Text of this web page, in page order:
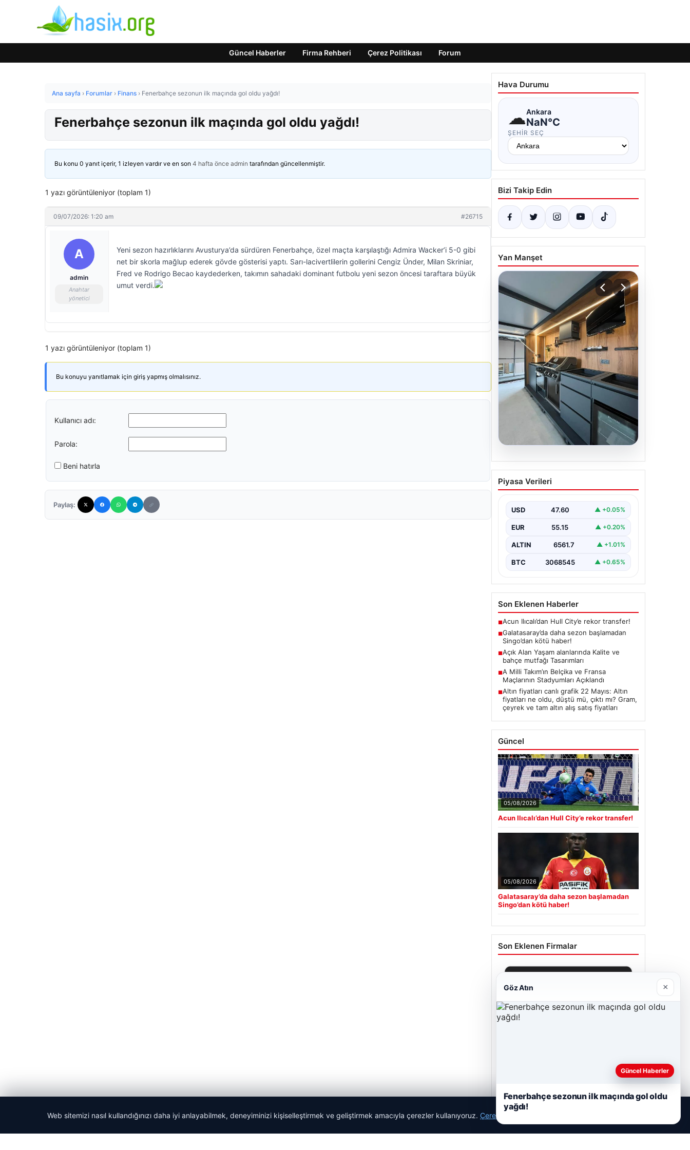
Güncel Haberler Firma Rehberi Çerez Politikası Forum
Ana sayfa › Forumlar › Finans › Fenerbahçe sezonun ilk maçında gol oldu yağdı!
Fenerbahçe sezonun ilk maçında gol oldu yağdı!
Bu konu 0 yanıt içerir, 1 izleyen vardır ve en son 4 hafta önce admin tarafından güncellenmiştir.
1 yazı görüntüleniyor (toplam 1)
09/07/2026: 1:20 am #26715
A
admin
Anahtar
yönetici
Yeni sezon hazırlıklarını Avusturya’da sürdüren Fenerbahçe, özel maçta karşılaştığı Admira Wacker’i 5-0 gibi
net bir skorla mağlup ederek gövde gösterisi yaptı. Sarı-lacivertlilerin gollerini Cengiz Ünder, Milan Skriniar,
Fred ve Rodrigo Becao kaydederken, takımın sahadaki dominant futbolu yeni sezon öncesi taraftara büyük
umut verdi.
1 yazı görüntüleniyor (toplam 1)
Bu konuyu yanıtlamak için giriş yapmış olmalısınız.
Kullanıcı adı:
Parola:
Beni hatırla
Paylaş:
Hava Durumu
☁Ankara
NaN°C
ŞEHIR SEÇ
Bizi Takip Edin
Yan Manşet
Açık Alan Yaşam
alanlarında Kalite ve
Günümüz dünyasında açık hava
alanlarından bir tanesi haline
Piyasa Verileri
USD 47.60 ▲ +0.05%
EUR 55.15 ▲ +0.20%
ALTIN 6561.7 ▲ +1.01%
BTC 3068545 ▲ +0.65%
Son Eklenen Haberler
■Acun Ilıcalı’dan Hull City’e rekor transfer!
■Galatasaray’da daha sezon başlamadan
Singo’dan kötü haber!
■Açık Alan Yaşam alanlarında Kalite ve
bahçe mutfağı Tasarımları
■A Milli Takım’ın Belçika ve Fransa
Maçlarının Stadyumları Açıklandı
■Altın fiyatları canlı grafik 22 Mayıs: Altın
fiyatları ne oldu, düştü mü, çıktı mı? Gram,
çeyrek ve tam altın alış satış fiyatları
Güncel
05/08/2026
Acun Ilıcalı’dan Hull City’e rekor transfer!
05/08/2026
Galatasaray’da daha sezon başlamadan
Singo’dan kötü haber!
Son Eklenen Firmalar
Bulkoon Toptan Ayakkabı
03/05/2026
Web sitemizi nasıl kullandığınızı daha iyi anlayabilmek, deneyiminizi kişiselleştirmek ve geliştirmek amacıyla çerezler kullanıyoruz. Çerez Politikamız
Göz Atın ×
Güncel Haberler
Fenerbahçe sezonun ilk maçında gol oldu
yağdı!